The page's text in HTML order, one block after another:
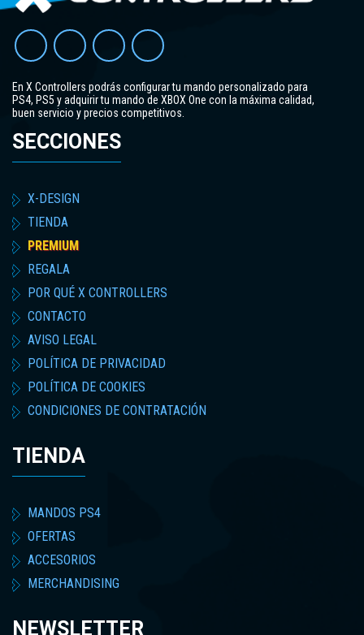
En X Controllers podrás configurar tu mando personalizado para
PS4, PS5 y adquirir tu mando de XBOX One con la máxima calidad,
buen servicio y precios competitivos.
SECCIONES
X-DESIGN
TIENDA
PREMIUM
REGALA
POR QUÉ X CONTROLLERS
CONTACTO
AVISO LEGAL
POLÍTICA DE PRIVACIDAD
POLÍTICA DE COOKIES
CONDICIONES DE CONTRATACIÓN
TIENDA
MANDOS PS4
OFERTAS
ACCESORIOS
MERCHANDISING
NEWSLETTER